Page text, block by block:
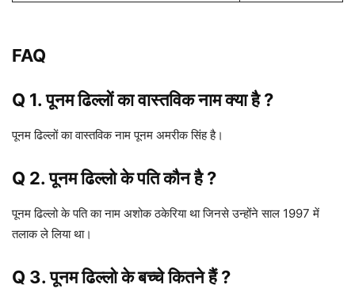
FAQ
Q 1. पूनम ढिल्लों का वास्तविक नाम क्या है ?
पूनम ढिल्लों का वास्तविक नाम पूनम अमरीक सिंह है।
Q 2. पूनम ढिल्लो के पति कौन है ?
पूनम ढिल्लो के पति का नाम अशोक ठकेरिया था जिनसे उन्होंने साल 1997 में
तलाक ले लिया था।
Q 3. पूनम ढिल्लो के बच्चे कितने हैं ?